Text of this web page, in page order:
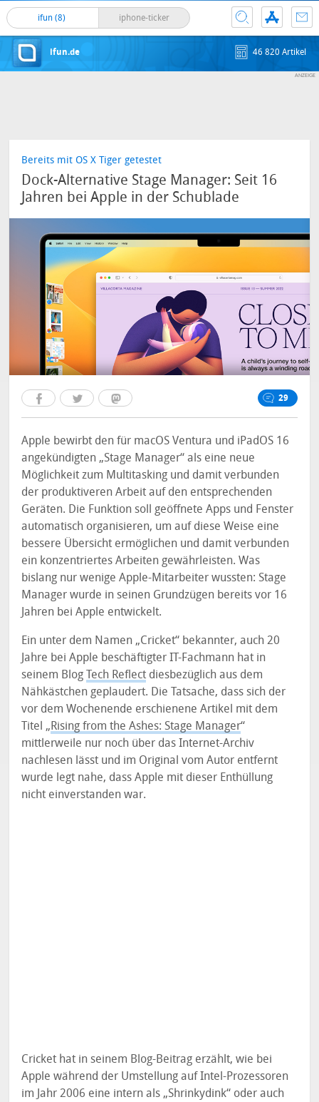
ifun (8) iphone-ticker
ifun.de 46 820 Artikel
Bereits mit OS X Tiger getestet
Dock-Alternative Stage Manager: Seit 16
Jahren bei Apple in der Schublade
29
Apple bewirbt den für macOS Ventura und iPadOS 16
angekündigten „Stage Manager“ als eine neue
Möglichkeit zum Multitasking und damit verbunden
der produktiveren Arbeit auf den entsprechenden
Geräten. Die Funktion soll geöffnete Apps und Fenster
automatisch organisieren, um auf diese Weise eine
bessere Übersicht ermöglichen und damit verbunden
ein konzentriertes Arbeiten gewährleisten. Was
bislang nur wenige Apple-Mitarbeiter wussten: Stage
Manager wurde in seinen Grundzügen bereits vor 16
Jahren bei Apple entwickelt.
Ein unter dem Namen „Cricket“ bekannter, auch 20
Jahre bei Apple beschäftigter IT-Fachmann hat in
seinem BlogTech Reflect diesbezüglich aus dem
Nähkästchen geplaudert. Die Tatsache, dass sich der
vor dem Wochenende erschienene Artikel mit dem
Titel „Rising from the Ashes: Stage Manager“
mittlerweile nur noch über das Internet-Archiv
nachlesen lässt und im Original vom Autor entfernt
wurde legt nahe, dass Apple mit dieser Enthüllung
nicht einverstanden war.
Cricket hat in seinem Blog-Beitrag erzählt, wie bei
Apple während der Umstellung auf Intel-Prozessoren
im Jahr 2006 eine intern als „Shrinkydink“ oder auch